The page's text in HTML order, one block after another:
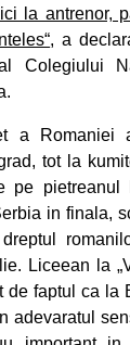
este cu
Karate
loturile
CS Ceahlăul
de
Blanariu,
la antrenor,
, a
Colegiului
a
tot la
pe pietreanul
in finala,
Liceean la
de faptul ca la
adevaratul